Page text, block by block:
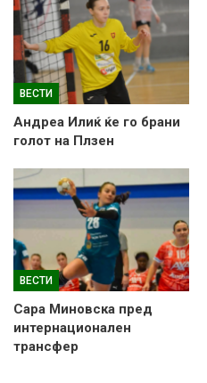
ВЕСТИ
Андреа Илиќ ќе го брани
голот на Плзен
ВЕСТИ
Сара Миновска пред
интернационален
трансфер